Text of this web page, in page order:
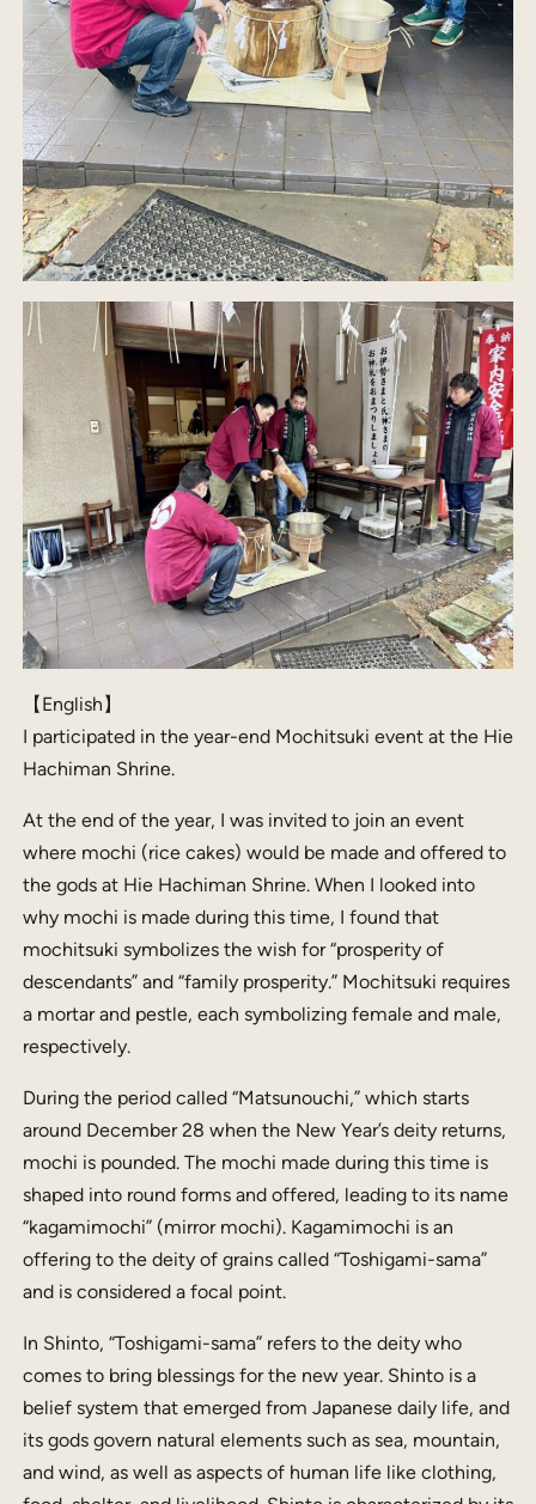
【English】
I participated in the year-end Mochitsuki event at the Hie
Hachiman Shrine.
At the end of the year, I was invited to join an event
where mochi (rice cakes) would be made and offered to
the gods at Hie Hachiman Shrine. When I looked into
why mochi is made during this time, I found that
mochitsuki symbolizes the wish for “prosperity of
descendants” and “family prosperity.” Mochitsuki requires
a mortar and pestle, each symbolizing female and male,
respectively.
During the period called “Matsunouchi,” which starts
around December 28 when the New Year’s deity returns,
mochi is pounded. The mochi made during this time is
shaped into round forms and offered, leading to its name
“kagamimochi” (mirror mochi). Kagamimochi is an
offering to the deity of grains called “Toshigami-sama”
and is considered a focal point.
In Shinto, “Toshigami-sama” refers to the deity who
comes to bring blessings for the new year. Shinto is a
belief system that emerged from Japanese daily life, and
its gods govern natural elements such as sea, mountain,
and wind, as well as aspects of human life like clothing,